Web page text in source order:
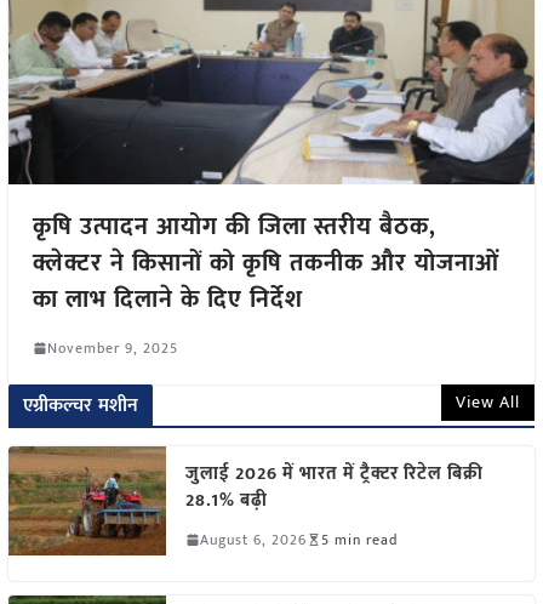
कृषि उत्पादन आयोग की जिला स्तरीय बैठक,
क्लेक्टर ने किसानों को कृषि तकनीक और योजनाओं
का लाभ दिलाने के दिए निर्देश
November 9, 2025
एग्रीकल्चर मशीन View All
जुलाई 2026 में भारत में ट्रैक्टर रिटेल बिक्री
28.1% बढ़ी
August 6, 2026 5 min read